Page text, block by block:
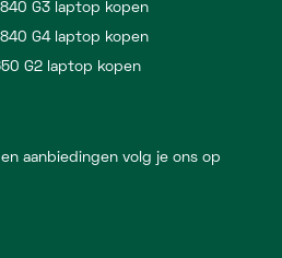
G3 laptop kopen
G4 laptop kopen
G2 laptop kopen
aanbiedingen volg je ons op